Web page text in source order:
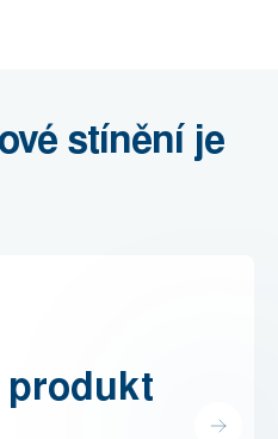
stínění je
produkt